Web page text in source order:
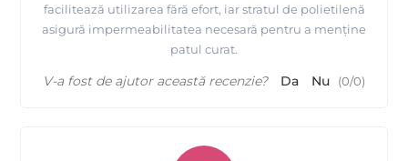
facilitează utilizarea fără efort, iar stratul de polietilenă
asigură impermeabilitatea necesară pentru a menține
patul curat.
V-a fost de ajutor această recenzie? Da Nu (0/0)